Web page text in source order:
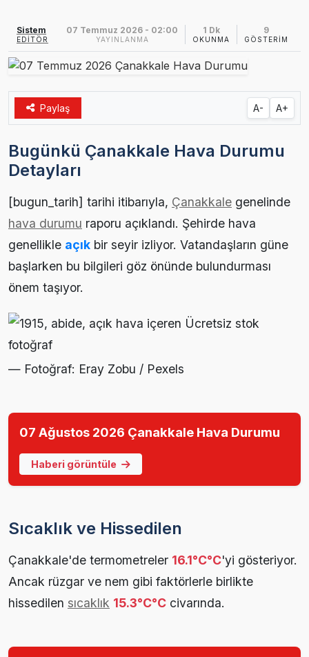
10:45 | Ezine’de Arıcılık Eğitimi İçin Kayıtlar Açıldı
Sistem
EDITÖR
07 Temmuz 2026 - 02:00
YAYINLANMA
1 Dk
OKUNMA
9
GÖSTERIM
Paylaş A- A+
Bugünkü Çanakkale Hava Durumu
Detayları
[bugun_tarih] tarihi itibarıyla, Çanakkale genelinde
hava durumu raporu açıklandı. Şehirde hava
genellikle açık bir seyir izliyor. Vatandaşların güne
başlarken bu bilgileri göz önünde bulundurması
önem taşıyor.
— Fotoğraf: Eray Zobu / Pexels
07 Ağustos 2026 Çanakkale Hava Durumu
Haberi görüntüle
Sıcaklık ve Hissedilen
Çanakkale'de termometreler 16.1°C°C'yi gösteriyor.
Ancak rüzgar ve nem gibi faktörlerle birlikte
hissedilen sıcaklık 15.3°C°C civarında.